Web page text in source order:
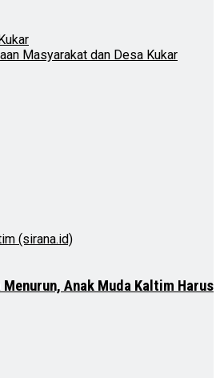
Masyarakat dan Desa Kukar
Anak Muda Kaltim Harus